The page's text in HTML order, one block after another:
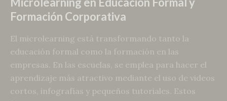
Formación Corporativa
El microlearning está transformando tanto la
educación formal como la formación en las
empresas. En las escuelas, se emplea para hacer el
aprendizaje más atractivo mediante el uso de videos
cortos, infografías y pequeños tutoriales. Estos